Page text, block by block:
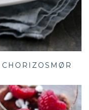
CHORIZOSMØR